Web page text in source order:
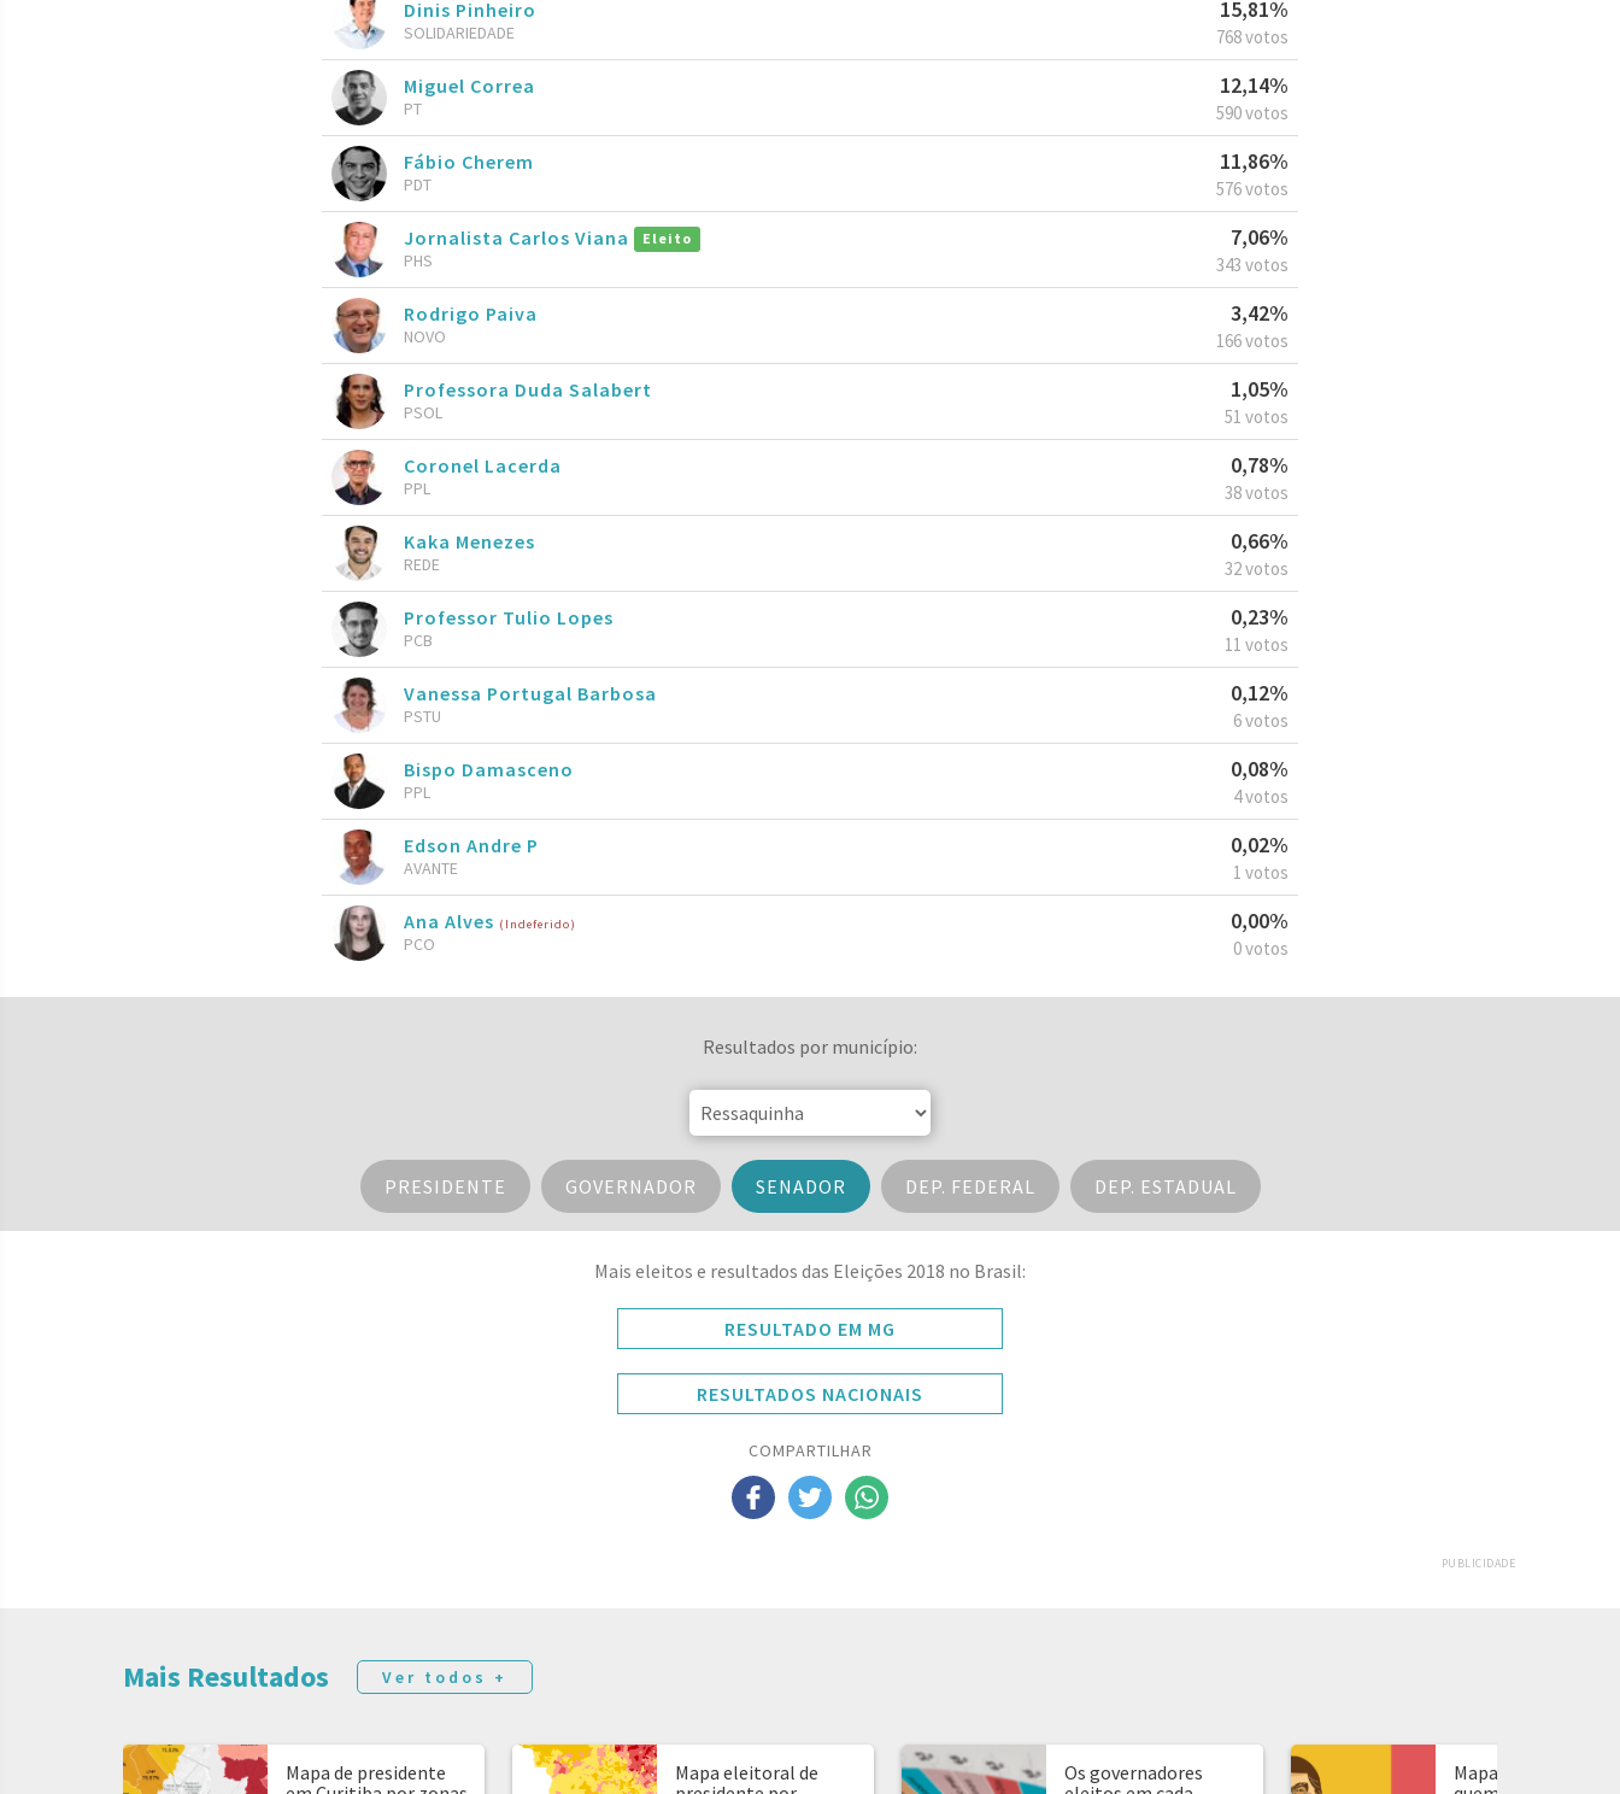
Dinis Pinheiro
SOLIDARIEDADE
15,81%
768 votos
Miguel Correa
PT
12,14%
590 votos
Fábio Cherem
PDT
11,86%
576 votos
Jornalista Carlos Viana Eleito
PHS
7,06%
343 votos
Rodrigo Paiva
NOVO
3,42%
166 votos
Professora Duda Salabert
PSOL
1,05%
51 votos
Coronel Lacerda
PPL
0,78%
38 votos
Kaka Menezes
REDE
0,66%
32 votos
Professor Tulio Lopes
PCB
0,23%
11 votos
Vanessa Portugal Barbosa
PSTU
0,12%
6 votos
Bispo Damasceno
PPL
0,08%
4 votos
Edson Andre P
AVANTE
0,02%
1 votos
Ana Alves (Indeferido)
PCO
0,00%
0 votos
Resultados por município:
PRESIDENTE GOVERNADOR SENADOR DEP. FEDERAL DEP. ESTADUAL
Mais eleitos e resultados das Eleições 2018 no Brasil:
RESULTADO EM MG
RESULTADOS NACIONAIS
COMPARTILHAR
PUBLICIDADE
Mais Resultados Ver todos +
Mapa de presidente
Mapa eleitoral de
Os governadores
Mapa de presidente: